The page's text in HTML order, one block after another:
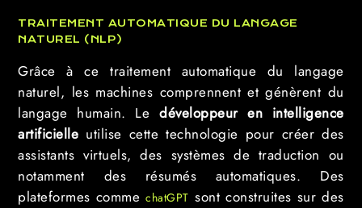
TRAITEMENT AUTOMATIQUE DU LANGAGE
NATUREL (NLP)
Grâce à ce traitement automatique du langage
naturel, les machines comprennent et génèrent du
langage humain. Ledéveloppeur en intelligence
artificielle utilise cette technologie pour créer des
assistants virtuels, des systèmes de traduction ou
notamment des résumés automatiques. Des
plateformes commechatGPT sont construites sur des